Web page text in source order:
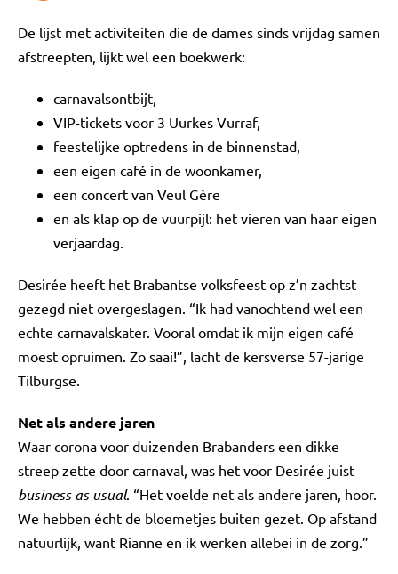
De lijst met activiteiten die de dames sinds vrijdag samen
afstreepten, lijkt wel een boekwerk:
carnavalsontbijt,
VIP-tickets voor 3 Uurkes Vurraf,
feestelijke optredens in de binnenstad,
een eigen café in de woonkamer,
een concert van Veul Gère
en als klap op de vuurpijl: het vieren van haar eigen
verjaardag.
Desirée heeft het Brabantse volksfeest op z’n zachtst
gezegd niet overgeslagen. “Ik had vanochtend wel een
echte carnavalskater. Vooral omdat ik mijn eigen café
moest opruimen. Zo saai!”, lacht de kersverse 57-jarige
Tilburgse.
Net als andere jaren
Waar corona voor duizenden Brabanders een dikke
streep zette door carnaval, was het voor Desirée juist
business as usual. “Het voelde net als andere jaren, hoor.
We hebben écht de bloemetjes buiten gezet. Op afstand
natuurlijk, want Rianne en ik werken allebei in de zorg.”